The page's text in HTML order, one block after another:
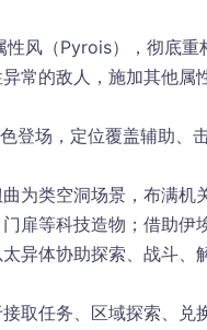
性风（Pyrois）
，彻底重
常的敌人，施加其他属
登场，定位覆盖辅助、
为类空洞场景，布满机
扉等科技造物；借助伊
异体协助探索、战斗、
接取任务、区域探索、兑